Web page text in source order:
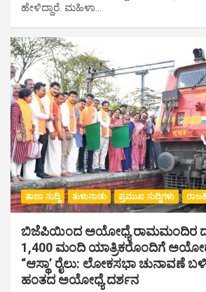
ಹೇಳಿದ್ದಾರೆ. ಮಹಿಳಾ…
ತಾಜಾ ಸುದ್ದಿ ತುಳುನಾಡು ಪ್ರಮುಖ ಸುದ್ದಿಗಳು
ಬಿಜೆಪಿಯಿಂದ ಅಯೋಧ್ಯೆ ರಾಮಮಂದಿರ
1,400 ಮಂದಿ ಯಾತ್ರಿಕರೊಂದಿಗೆ
“ಆಸ್ಥಾ’ ರೈಲು: ಲೋಕಸಭಾ ಚುನಾವಣೆ
ಹಂತದ ಅಯೋಧ್ಯೆ ದರ್ಶನ